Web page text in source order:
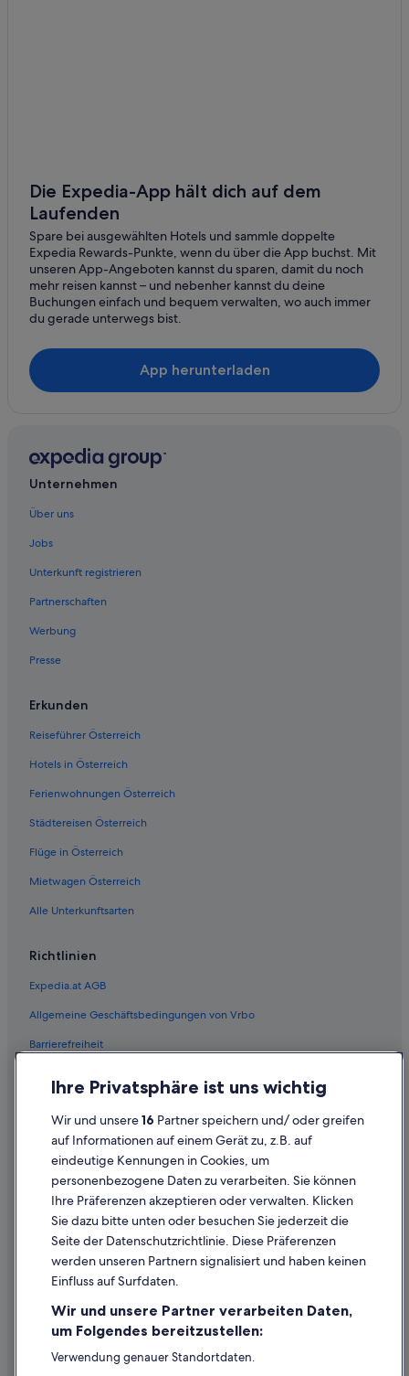
Hotels mit Meerblick in North Sacramento
Orangevale Hotels
Placerville Hotels
Rancho Cordova Hotels
Hotels nahe Red Hawk Casino
Rescue Hotels
Rocklin Hotels
Rosemont: Hotels
Somerset Hotels
Hotels nahe Time Out Spa
Die Expedia-App hält dich auf dem
Laufenden
Spare bei ausgewählten Hotels und sammle doppelte
Expedia Rewards-Punkte, wenn du über die App buchst. Mit
unseren App-Angeboten kannst du sparen, damit du noch
mehr reisen kannst – und nebenher kannst du deine
Buchungen einfach und bequem verwalten, wo auch immer
du gerade unterwegs bist.
App herunterladen
Unternehmen
Über uns
Jobs
Unterkunft registrieren
Partnerschaften
Werbung
Presse
Erkunden
Reiseführer Österreich
Hotels in Österreich
Ferienwohnungen Österreich
Städtereisen Österreich
Flüge in Österreich
Mietwagen Österreich
Alle Unterkunftsarten
Richtlinien
Expedia.at AGB
Allgemeine Geschäftsbedingungen von Vrbo
Barrierefreiheit
Cookie-Erklärung
Rechtliche Hinweise/Kontakt
Inhaltsrichtlinien und Melden von Inhalten
Hilfe
Hilfe
Rückerstattungsprozess und Zeitrahmen
Buchen Sie einen Flug mit einer Gutschrift bei der Fluggesellschaft
Ihre Privatsphäre ist uns wichtig
Wir und unsere16 Partner speichern und/ oder greifen
auf Informationen auf einem Gerät zu, z.B. auf
eindeutige Kennungen in Cookies, um
personenbezogene Daten zu verarbeiten. Sie können
Ihre Präferenzen akzeptieren oder verwalten. Klicken
Sie dazu bitte unten oder besuchen Sie jederzeit die
Seite der Datenschutzrichtlinie. Diese Präferenzen
werden unseren Partnern signalisiert und haben keinen
Einfluss auf Surfdaten.
Wir und unsere Partner verarbeiten Daten,
um Folgendes bereitzustellen:
Verwendung genauer Standortdaten.